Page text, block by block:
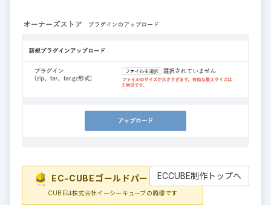
EC-CUBEゴールドパートナーEC-
CUBEは株式会社イーシーキューブの商標です
ECCUBE制作トップへ